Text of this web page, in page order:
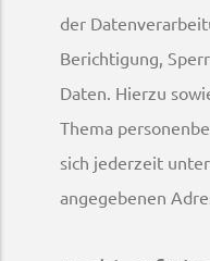
der
Berichtigung,
Daten. Hierzu
Thema
sich jederzeit
angegebenen